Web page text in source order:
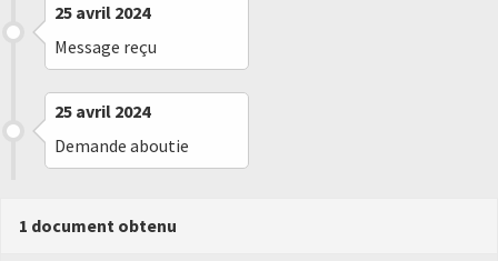
25 avril 2024
Message reçu
25 avril 2024
Demande aboutie
1 document obtenu